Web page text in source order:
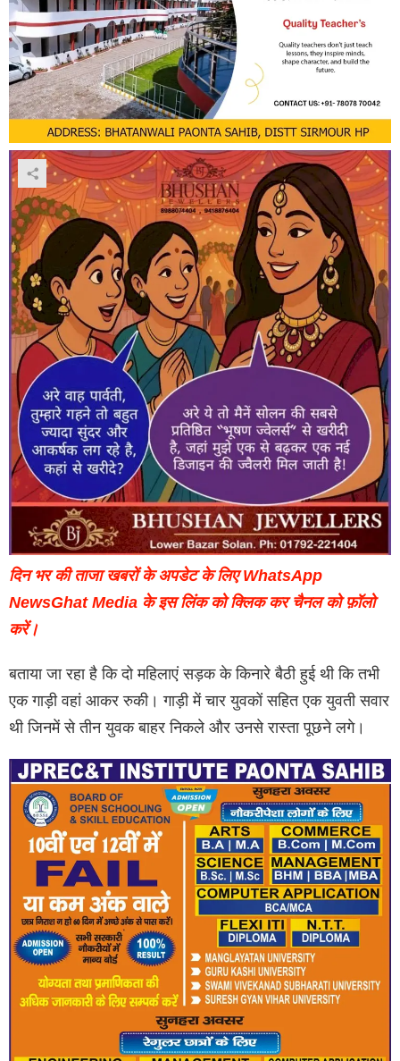
दिन भर की ताजा खबरों के अपडेट के लिए WhatsApp
NewsGhat Media के इस लिंक को क्लिक कर चैनल को फ़ॉलो
करें।
बताया जा रहा है कि दो महिलाएं सड़क के किनारे बैठी हुई थी कि तभी
एक गाड़ी वहां आकर रुकी। गाड़ी में चार युवकों सहित एक युवती सवार
थी जिनमें से तीन युवक बाहर निकले और उनसे रास्ता पूछने लगे।